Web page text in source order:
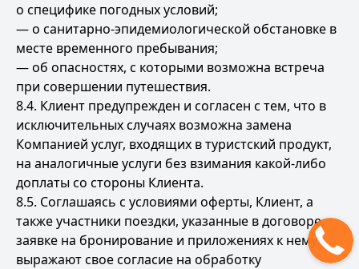
о специфике погодных условий;
— о санитарно-эпидемиологической обстановке в
месте временного пребывания;
— об опасностях, с которыми возможна встреча
при совершении путешествия.
8.4. Клиент предупрежден и согласен с тем, что в
исключительных случаях возможна замена
Компанией услуг, входящих в туристский продукт,
на аналогичные услуги без взимания какой-либо
доплаты со стороны Клиента.
8.5. Соглашаясь с условиями оферты, Клиент, а
также участники поездки, указанные в договоре,
заявке на бронирование и приложениях к нему,
выражают свое согласие на обработку